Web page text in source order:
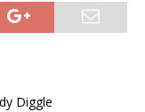
Diggle